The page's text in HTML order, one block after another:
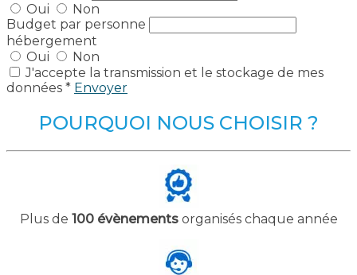
Oui
Non
Budget par personne
hébergement
Oui
Non
J'accepte la transmission et le stockage de mes
données * Envoyer
POURQUOI NOUS CHOISIR ?
Plus de 100 évènementsorganisés chaque année